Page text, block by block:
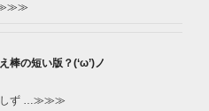
棒の短い版？(‘ω’)ノ
ず …≫≫≫